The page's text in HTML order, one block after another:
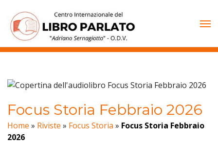
contenuto
Focus Storia Febbraio 2026
Home » Riviste » Focus Storia » Focus Storia Febbraio
2026